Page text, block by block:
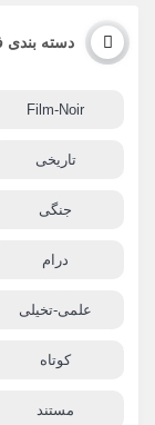
دسته بندی
Film-Noir
تاریخی
جنگی
درام
علمی-تخیلی
کوتاه
مستند